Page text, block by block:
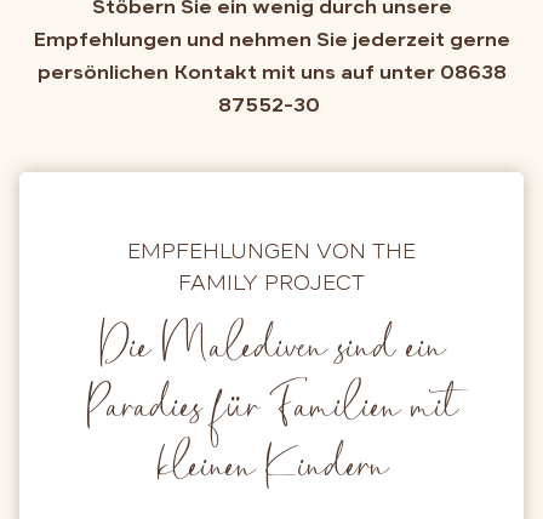
Stöbern Sie ein wenig durch unsere
Empfehlungen und nehmen Sie jederzeit gerne
persönlichen Kontakt mit uns auf unter 08638
87552-30
EMPFEHLUNGEN VON THE
FAMILY PROJECT
Die Malediven sind ein
Paradies für Familien mit
kleinen Kindern